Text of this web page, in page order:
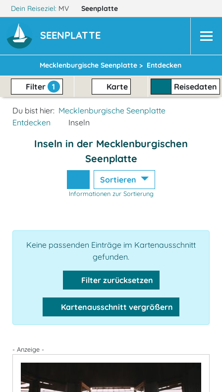
Dein Reiseziel: MV Seenplatte
SEENPLATTE
Mecklenburgische Seenplatte > Entdecken
Filter 1 Karte Reisedaten
Du bist hier: Mecklenburgische Seenplatte
Entdecken
Inseln
Inseln in der Mecklenburgischen
Seenplatte
Sortieren
Informationen zur Sortierung
Keine passenden Einträge im Kartenausschnitt
gefunden.
Filter zurücksetzen
Kartenausschnitt vergrößern
- Anzeige -